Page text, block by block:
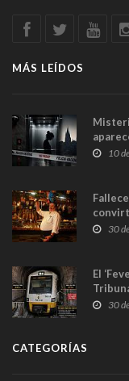
MÁS LEÍDOS
y las10
en30
El
30
CATEGORÍAS